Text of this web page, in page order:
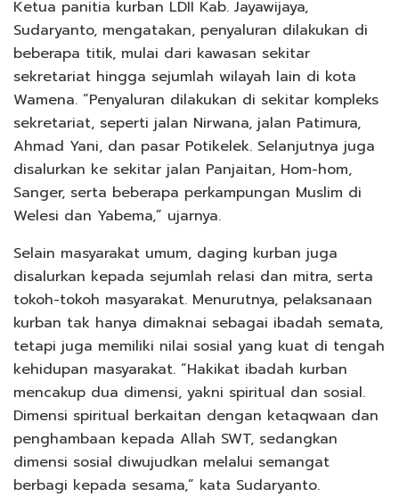
Ketua panitia kurban LDII Kab. Jayawijaya,
Sudaryanto, mengatakan, penyaluran dilakukan di
beberapa titik, mulai dari kawasan sekitar
sekretariat hingga sejumlah wilayah lain di kota
Wamena. “Penyaluran dilakukan di sekitar kompleks
sekretariat, seperti jalan Nirwana, jalan Patimura,
Ahmad Yani, dan pasar Potikelek. Selanjutnya juga
disalurkan ke sekitar jalan Panjaitan, Hom-hom,
Sanger, serta beberapa perkampungan Muslim di
Welesi dan Yabema,” ujarnya.
Selain masyarakat umum, daging kurban juga
disalurkan kepada sejumlah relasi dan mitra, serta
tokoh-tokoh masyarakat. Menurutnya, pelaksanaan
kurban tak hanya dimaknai sebagai ibadah semata,
tetapi juga memiliki nilai sosial yang kuat di tengah
kehidupan masyarakat. “Hakikat ibadah kurban
mencakup dua dimensi, yakni spiritual dan sosial.
Dimensi spiritual berkaitan dengan ketaqwaan dan
penghambaan kepada Allah SWT, sedangkan
dimensi sosial diwujudkan melalui semangat
berbagi kepada sesama,” kata Sudaryanto.